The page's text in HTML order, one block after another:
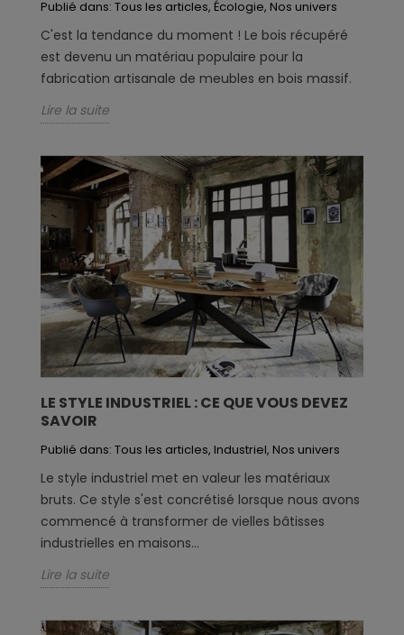
Publié dans: Tous les articles, Écologie, Nos univers
C'est la tendance du moment ! Le bois récupéré
est devenu un matériau populaire pour la
fabrication artisanale de meubles en bois massif.
Lire la suite
LE STYLE INDUSTRIEL : CE QUE VOUS DEVEZ
SAVOIR
Publié dans: Tous les articles, Industriel, Nos univers
Le style industriel met en valeur les matériaux
bruts. Ce style s'est concrétisé lorsque nous avons
commencé à transformer de vielles bâtisses
industrielles en maisons...
Lire la suite